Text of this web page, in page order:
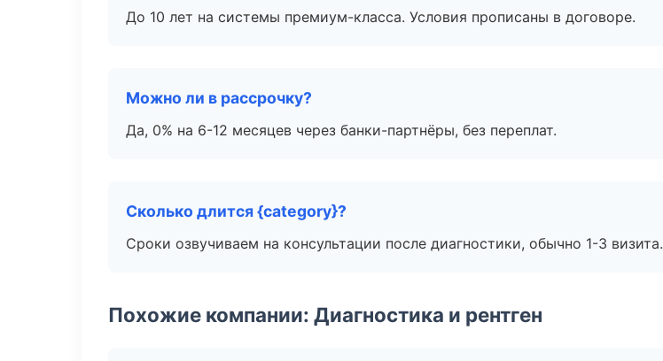
До 10 лет на системы премиум-класса. Условия прописаны в договоре.
Можно ли в рассрочку?
Да, 0% на 6-12 месяцев через банки-партнёры, без переплат.
Сколько длится {category}?
Сроки озвучиваем на консультации после диагностики, обычно 1-3 визита.
Похожие компании: Диагностика и рентген